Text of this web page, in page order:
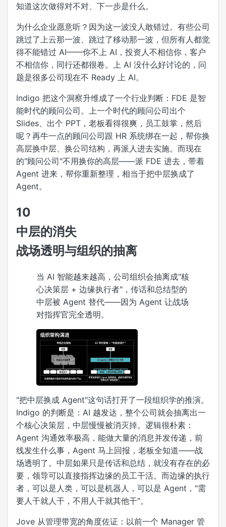
知道这次做得对不对、下一步是什么。
为什么企业愿意听？因为这一波没人敢错过。有些公司
跳过了上云那一波、跳过了移动那一波，但所有人都觉
得不能错过 AI——你不上 AI，投资人不相信你，客户
不相信你，同行还都很卷。上 AI 没什么好讨论的，问
题是很多公司现在不 Ready 上 AI。
Indigo 把这个洞察升维成了一个行业判断：FDE 是智
能时代的顾问公司。上一个时代的顾问公司出个
Slides、出个 PPT，老板看得很爽，员工鼓掌，然后
呢？再牛一点的顾问公司跟 HR 系统绑在一起，帮你换
高层换中层、换公司结构，再派人进去实施。而现在
的"顾问公司"不用换你的高层——派 FDE 进去，带着
Agent 进来，帮你重新整理，相当于把中层换成了
Agent。
10
中层的消失
战场透明与组织的抽离
当 AI 智能越来越高，公司组织会抽离成"核
心决策层 + 边缘执行者"，传话和总结型的
中层被 Agent 替代——因为 Agent 让战场
对指挥官完全透明。
"把中层换成 Agent"这句话打开了一段组织学的推演。
Indigo 的判断是：AI 越发达，整个公司就会抽离出一
个核心决策层，中层慢慢被消灭掉。逻辑很朴素：
Agent 沟通效率极高，能做大量的消息并发传递，前
线发生什么事，Agent 马上回报，老板全知道——战
场透明了。中层如果只是传话和总结，就没有存在的必
要，领导可以直接指挥边缘的员工干活。而边缘的执行
者，可以是人类，可以是机器人，可以是 Agent，"需
要人干就人干，不用人干就其他干"。
Jove 从管理带宽的角度佐证：以前一个 Manager 管